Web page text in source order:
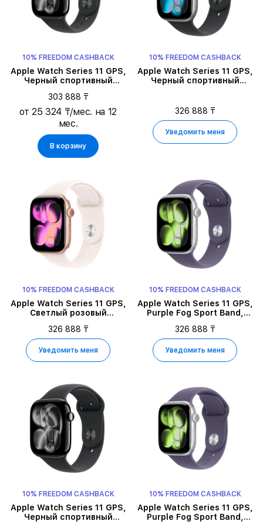
10% FREEDOM CASHBACK
Apple Watch Series 11 GPS,
Черный спортивный
Black Aluminium
303 888 ₸
от 25 324 ₸/мес. на 12
мес.
В корзину
10% FREEDOM CASHBACK
Apple Watch Series 11 GPS,
Черный спортивный
326 888 ₸
Уведомить меня
10% FREEDOM CASHBACK
Apple Watch Series 11 GPS,
Светлый розовый
S/M, 46мм, Rose Gold
Aluminium
326 888 ₸
Уведомить меня
10% FREEDOM CASHBACK
Apple Watch Series 11 GPS,
Purple Fog Sport Band,
Aluminium
326 888 ₸
Уведомить меня
10% FREEDOM CASHBACK
Apple Watch Series 11 GPS,
Черный спортивный
10% FREEDOM CASHBACK
Apple Watch Series 11 GPS,
Purple Fog Sport Band,